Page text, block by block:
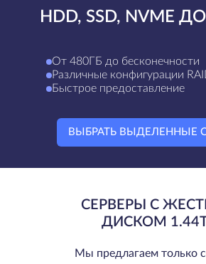
HDD, SSD, NVME
От 480ГБ до бесконечности
Различные конфигурации
Быстрое предоставление
ВЫБРАТЬ ВЫДЕЛЕННЫЕ
СЕРВЕРЫ С
ДИСКОМ
Мы предлагаем только